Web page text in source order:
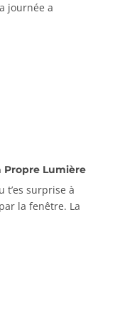
journée a
Propre Lumière
t’es surprise à
la fenêtre. La